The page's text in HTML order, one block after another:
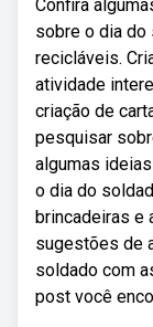
Confira
sobre o dia do
recicláveis.
atividade
criação de
pesquisar
algumas
o dia do
brincadeiras e
sugestões de
soldado com
post você